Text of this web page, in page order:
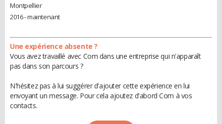
Montpellier
2016 - maintenant
Une expérience absente ?
Vous avez travaillé avec Com dans une entreprise qui n'apparaît
pas dans son parcours ?
N'hésitez pas à lui suggérer d'ajouter cette expérience en lui
envoyant un message. Pour cela ajoutez d'abord Com à vos
contacts.